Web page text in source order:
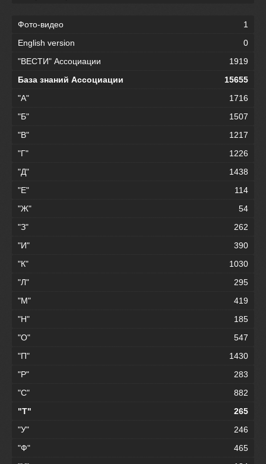
Фото-видео
1
English version
0
"ВЕСТИ" Ассоциации
1919
База знаний Ассоциации
15655
"А"
1716
"Б"
1507
"В"
1217
"Г"
1226
"Д"
1438
"Е"
114
"Ж"
54
"З"
262
"И"
390
"К"
1030
"Л"
295
"М"
419
"Н"
185
"О"
547
"П"
1430
"Р"
283
"С"
882
"Т"
265
"У"
246
"Ф"
465